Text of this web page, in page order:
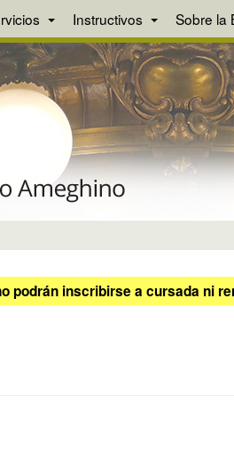
Instructivos Sobre la
podrán inscribirse a cursada ni